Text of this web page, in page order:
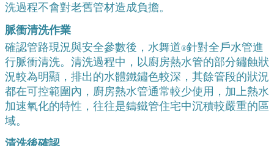
洗過程不會對老舊管材造成負擔。
脈衝清洗作業
確認管路現況與安全參數後，水舞道®針對全戶水管進
行脈衝清洗。清洗過程中，以廚房熱水管的部分鏽蝕狀
況較為明顯，排出的水體鐵鏽色較深，其餘管段的狀況
都在可控範圍內，廚房熱水管通常較少使用，加上熱水
加速氧化的特性，往往是鑄鐵管住宅中沉積較嚴重的區
域。
清洗後確認